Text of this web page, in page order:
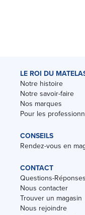
LE ROI DU
Notre histoire
Notre savoir-faire
Nos marques
Pour les
CONSEILS
Rendez-vous en
CONTACT
Questions-Réponses
Nous contacter
Trouver un magasin
Nous rejoindre